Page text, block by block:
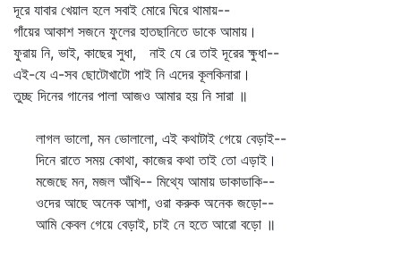
দূরে যাবার খেয়াল হলে সবাই মোরে ঘিরে থামায়--
গাঁয়ের আকাশ সজনে ফুলের হাতছানিতে ডাকে আমায়।
ফুরায় নি, ভাই, কাছের সুধা, নাই যে রে তাই দূরের ক্ষুধা--
এই-যে এ-সব ছোটোখাটো পাই নি এদের কূলকিনারা।
তুচ্ছ দিনের গানের পালা আজও আমার হয় নি সারা ॥
লাগল ভালো, মন ভোলালো, এই কথাটাই গেয়ে বেড়াই--
দিনে রাতে সময় কোথা, কাজের কথা তাই তো এড়াই।
মজেছে মন, মজল আঁখি-- মিথ্যে আমায় ডাকাডাকি--
ওদের আছে অনেক আশা, ওরা করুক অনেক জড়ো--
আমি কেবল গেয়ে বেড়াই, চাই নে হতে আরো বড়ো ॥